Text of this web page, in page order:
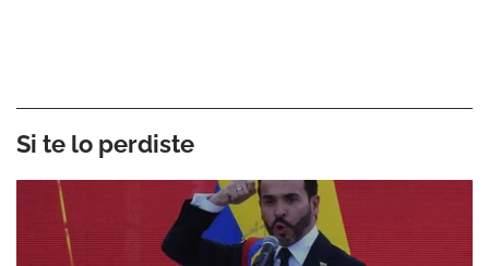
Si te lo perdiste